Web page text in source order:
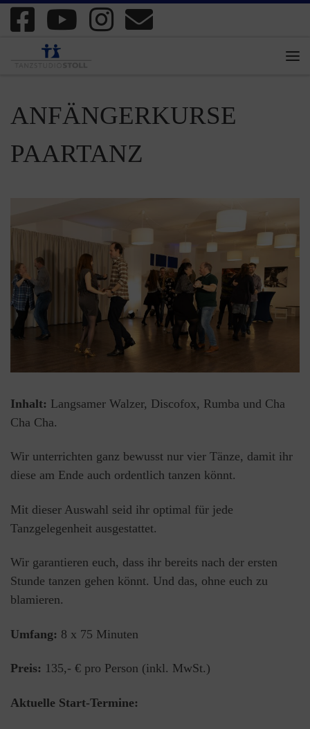
Zum Inhalt springen
ANFÄNGERKURSE
PAARTANZ
Inhalt: Langsamer Walzer, Discofox, Rumba und Cha
Cha Cha.
Wir unterrichten ganz bewusst nur vier Tänze, damit ihr
diese am Ende auch ordentlich tanzen könnt.
Mit dieser Auswahl seid ihr optimal für jede
Tanzgelegenheit ausgestattet.
Wir garantieren euch, dass ihr bereits nach der ersten
Stunde tanzen gehen könnt. Und das, ohne euch zu
blamieren.
Umfang: 8 x 75 Minuten
Preis: 135,- € pro Person (inkl. MwSt.)
Aktuelle Start-Termine: